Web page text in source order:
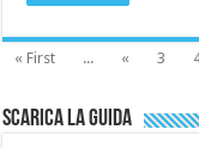
« First ... « 3
Scarica la Guida